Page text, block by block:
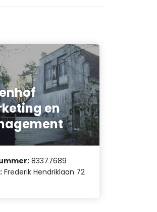
en
83377689
Frederik Hendriklaan 72